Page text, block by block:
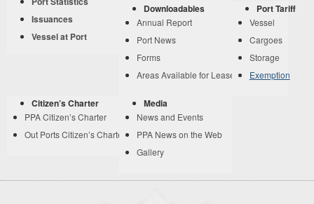
Issuances
Vessel at Port
Downloadables
Annual Report
Port News
Forms
Areas Available for Lease
Port Tariff
Vessel
Cargoes
Storage
Exemption
Citizen’s Charter
PPA Citizen’s Charter
Out Ports Citizen’s Charter
Media
News and Events
PPA News on the Web
Gallery